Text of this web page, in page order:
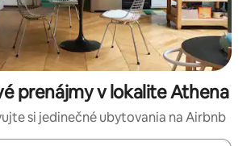
prenájmy v lokalite Athena
si jedinečné ubytovania na Airbnb